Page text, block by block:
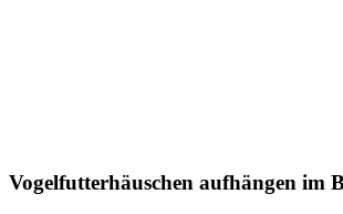
Vogelfutterhäuschen aufhängen im